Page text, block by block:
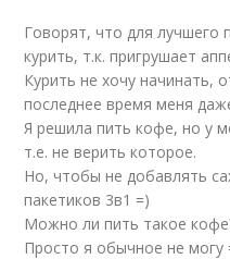
Говорят, что для лучшего
курить, т.к. пригрушает
Курить не хочу начинать,
последнее время меня
Я решила пить кофе, но у
т.е. не верить которое.
Но, чтобы не добавлять
пакетиков 3в1 =)
Можно ли пить такое
Просто я обычное не могу